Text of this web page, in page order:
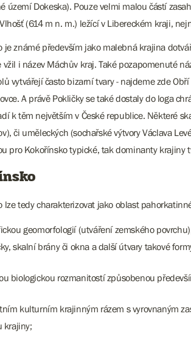
území Dokeska). Pouze velmi malou částí
(614 m n. m.) ležící v Libereckém kraji,
je známé především jako malebná krajina
vžil i název Máchův kraj. Také pozapomenuté
vytvářejí často bizarní tvary - najdeme zde
A právě Pokličky se také dostaly do loga
k těm největším v České republice. Některé
či uměleckých (sochařské výtvory Václava
pro Kokořínsko typické, tak dominanty krajiny
lze tedy charakterizovat jako oblast
geomorfologií (utváření zemského
skalní brány či okna a další útvary takové
biologickou rozmanitostí způsobenou
kulturním krajinným rázem s vyrovnaným
krajiny;